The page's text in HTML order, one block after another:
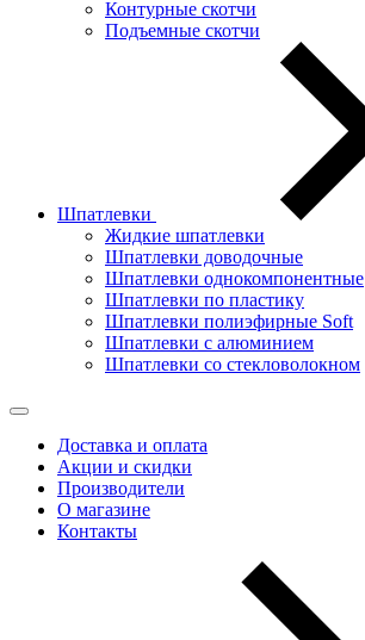
Контурные скотчи
Подъемные скотчи
Шпатлевки
Жидкие шпатлевки
Шпатлевки доводочные
Шпатлевки однокомпонентные
Шпатлевки по пластику
Шпатлевки полиэфирные Soft
Шпатлевки с алюминием
Шпатлевки со стекловолокном
Доставка и оплата
Акции и скидки
Производители
О магазине
Контакты